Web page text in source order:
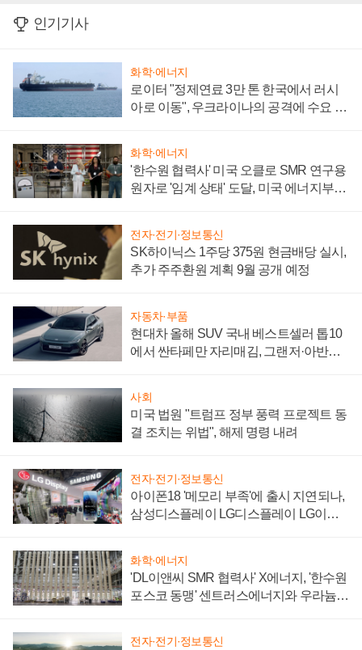
인기기사
화학·에너지
로이터 "정제연료 3만 톤 한국에서 러시
아로 이동", 우크라이나의 공격에 수요 늘
화학·에너지
'한수원 협력사' 미국 오클로 SMR 연구용
원자로 '임계 상태' 도달, 미국 에너지부
전자·전기·정보통신
SK하이닉스 1주당 375원 현금배당 실시,
추가 주주환원 계획 9월 공개 예정
자동차·부품
현대차 올해 SUV 국내 베스트셀러 톱10
에서 싼타페만 자리매김, 그랜저·아반떼
사회
미국 법원 "트럼프 정부 풍력 프로젝트 동
결 조치는 위법", 해제 명령 내려
전자·전기·정보통신
아이폰18 '메모리 부족'에 출시 지연되나,
삼성디스플레이 LG디스플레이 LG이노
화학·에너지
'DL이앤씨 SMR 협력사' X에너지, '한수원
포스코 동맹' 센트러스에너지와 우라늄
전자·전기·정보통신